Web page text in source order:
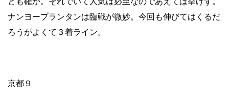
ナンヨープランタンは臨戦が微妙。今回も伸びてはくるだ
ろうがよくて３着ライン。
京都９